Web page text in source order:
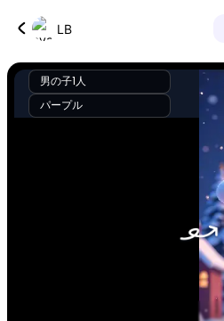
LB
男の子1人
パープル